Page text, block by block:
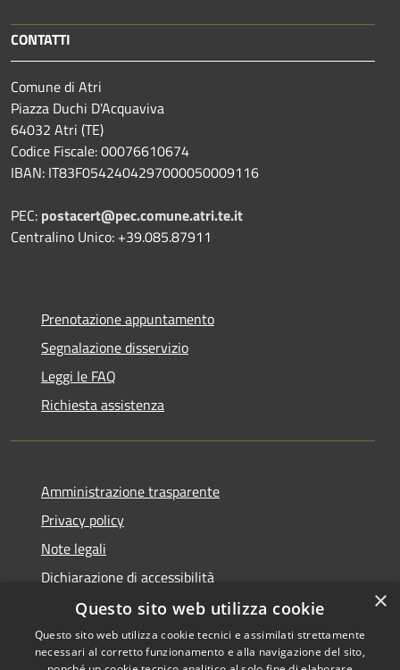
CONTATTI
Comune di Atri
Piazza Duchi D'Acquaviva
64032 Atri (TE)
Codice Fiscale: 00076610674
IBAN: IT83F0542404297000050009116
PEC: postacert@pec.comune.atri.te.it
Centralino Unico: +39.085.87911
Prenotazione appuntamento
Segnalazione disservizio
Leggi le FAQ
Richiesta assistenza
Amministrazione trasparente
Privacy policy
Note legali
Dichiarazione di accessibilità
×
Questo sito web utilizza cookie
Questo sito web utilizza cookie tecnici e assimilati strettamente
necessari al corretto funzionamento e alla navigazione del sito,